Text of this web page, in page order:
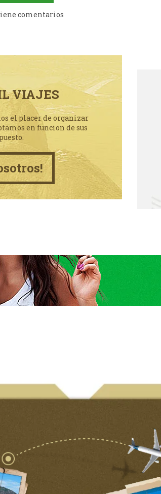
comentarios
VIAJES
el placer de organizar
en funcion de sus